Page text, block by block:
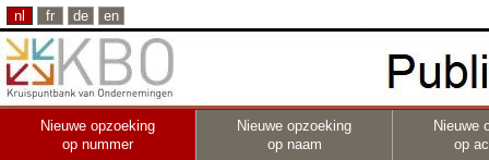
nl fr de en
Nieuwe opzoeking
op nummer
Nieuwe opzoeking
op naam
Nieuwe
op